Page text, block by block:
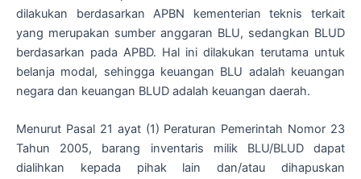
dilakukan berdasarkan APBN kementerian teknis terkait
yang merupakan sumber anggaran BLU, sedangkan BLUD
berdasarkan pada APBD. Hal ini dilakukan terutama untuk
belanja modal, sehingga keuangan BLU adalah keuangan
negara dan keuangan BLUD adalah keuangan daerah.
Menurut Pasal 21 ayat (1) Peraturan Pemerintah Nomor 23
Tahun 2005, barang inventaris milik BLU/BLUD dapat
dialihkan kepada pihak lain dan/atau dihapuskan